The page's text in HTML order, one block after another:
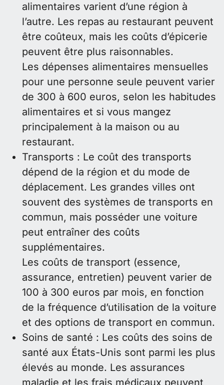
alimentaires varient d’une région à
l’autre. Les repas au restaurant peuvent
être coûteux, mais les coûts d’épicerie
peuvent être plus raisonnables.
Les dépenses alimentaires mensuelles
pour une personne seule peuvent varier
de 300 à 600 euros, selon les habitudes
alimentaires et si vous mangez
principalement à la maison ou au
restaurant.
Transports : Le coût des transports
dépend de la région et du mode de
déplacement. Les grandes villes ont
souvent des systèmes de transports en
commun, mais posséder une voiture
peut entraîner des coûts
supplémentaires.
Les coûts de transport (essence,
assurance, entretien) peuvent varier de
100 à 300 euros par mois, en fonction
de la fréquence d’utilisation de la voiture
et des options de transport en commun.
Soins de santé : Les coûts des soins de
santé aux États-Unis sont parmi les plus
élevés au monde. Les assurances